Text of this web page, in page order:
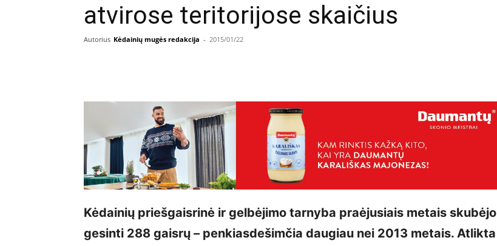
atvirose teritorijose skaičius
Autorius Kėdainių mugės redakcija - 2015/01/22
Kėdainių priešgaisrinė ir gelbėjimo tarnyba praėjusiais metais skubėjo
gesinti 288 gaisrų – penkiasdešimčia daugiau nei 2013 metais. Atlikta